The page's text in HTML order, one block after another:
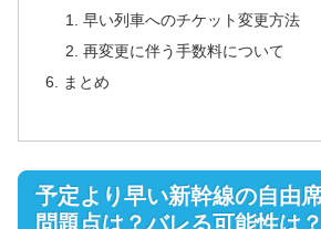
早い列車へのチケット変更方法
再変更に伴う手数料について
まとめ
予定より早い新幹線の自由
問題点は？バレる可能性は？